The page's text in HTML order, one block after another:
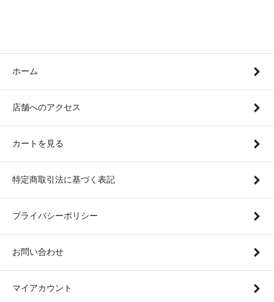
ホーム
店舗へのアクセス
カートを見る
特定商取引法に基づく表記
プライバシーポリシー
お問い合わせ
マイアカウント